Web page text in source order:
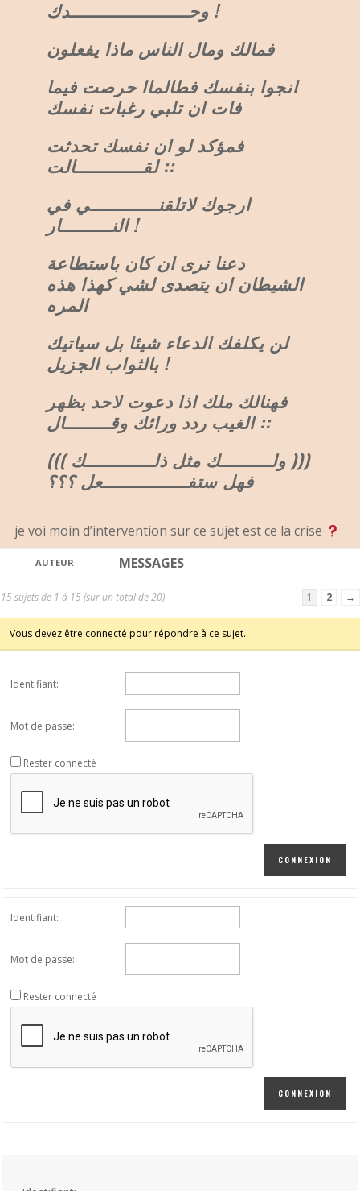
وحـــــــــــــــــــــدك !
فمالك ومال الناس ماذا يفعلون
انجوا بنفسك فطالماا حرصت فيما
فات ان تلبي رغبات نفسك
فمؤكد لو ان نفسك تحدثت
لقــــــــــــالت ::
ارجوك لاتلقنــــــــــــي في
النـــــــــار !
دعنا نرى ان كان باستطاعة
الشيطان ان يتصدى لشي كهذا هذه
المره
لن يكلفك الدعاء شيئا بل سياتيك
بالثواب الجزيل !
فهنالك ملك اذا دعوت لاحد بظهر
الغيب ردد ورائك وقــــــــال ::
((( ولـــــــــك مثل ذلــــــــــــك )))
فهل ستفـــــــــــــــعل ؟؟؟
je voi moin d’intervention sur ce sujet est ce la crise
AUTEUR MESSAGES
15 sujets de 1 à 15 (sur un total de 20) 1 2 →
Vous devez être connecté pour répondre à ce sujet.
Identifiant:
Mot de passe:
Rester connecté
CONNEXION
Identifiant:
Mot de passe:
Rester connecté
CONNEXION